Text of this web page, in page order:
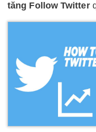
tăng Follow Twitter